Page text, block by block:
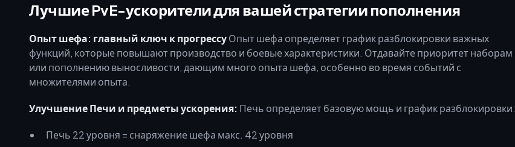
Лучшие PvE-ускорители для вашей стратегии пополнения
Опыт шефа: главный ключ к прогрессуОпыт шефа определяет график разблокировки важных
функций, которые повышают производство и боевые характеристики. Отдавайте приоритет наборам
или пополнению выносливости, дающим много опыта шефа, особенно во время событий с
множителями опыта.
Улучшение Печи и предметы ускорения: Печь определяет базовую мощь и график разблокировки:
Печь 22 уровня = снаряжение шефа макс. 42 уровня